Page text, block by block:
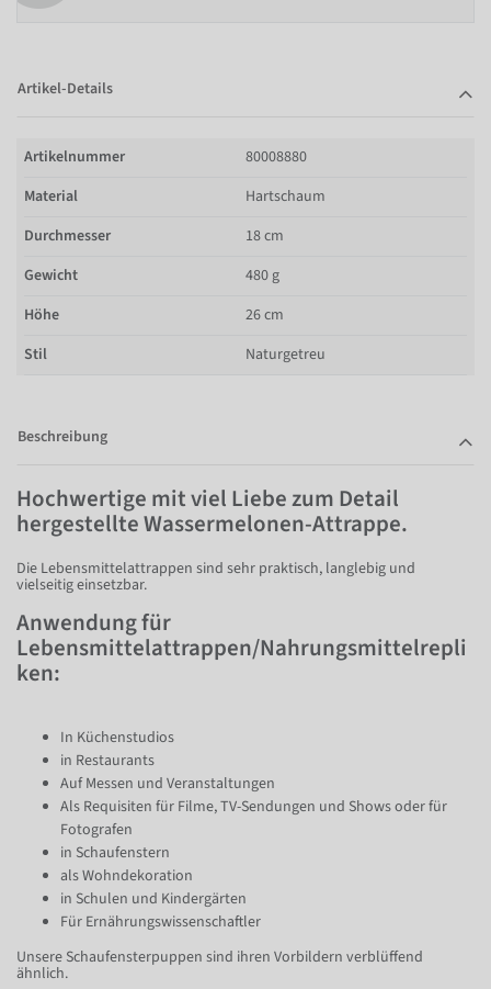
Artikel-Details
Artikelnummer
80008880
Material
Hartschaum
Durchmesser
18 cm
Gewicht
480 g
Höhe
26 cm
Stil
Naturgetreu
Beschreibung
Hochwertige mit viel Liebe zum Detail
hergestellte Wassermelonen-Attrappe.
Die Lebensmittelattrappen sind sehr praktisch, langlebig und
vielseitig einsetzbar.
Anwendung für
Lebensmittelattrappen/Nahrungsmittelrepli
ken:
In Küchenstudios
in Restaurants
Auf Messen und Veranstaltungen
Als Requisiten für Filme, TV-Sendungen und Shows oder für
Fotografen
in Schaufenstern
als Wohndekoration
in Schulen und Kindergärten
Für Ernährungswissenschaftler
Unsere Schaufensterpuppen sind ihren Vorbildern verblüffend
ähnlich.